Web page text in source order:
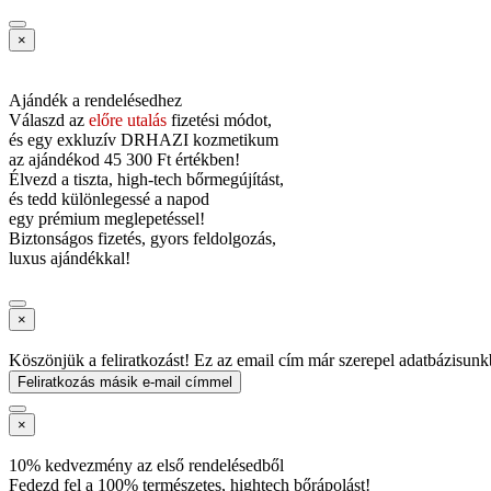
×
Ajándék a rendelésedhez
Válaszd az előre utalás fizetési módot,
és egy exkluzív DRHAZI kozmetikum
az ajándékod 45 300 Ft értékben!
Élvezd a tiszta, high-tech bőrmegújítást,
és tedd különlegessé a napod
egy prémium meglepetéssel!
Biztonságos fizetés, gyors feldolgozás,
luxus ajándékkal!
×
Köszönjük a feliratkozást! Ez az email cím már szerepel
Feliratkozás másik e-mail címmel
×
10% kedvezmény az első rendelésedből
Fedezd fel a 100% természetes, hightech bőrápolást!